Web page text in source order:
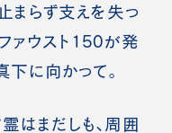
まらず支えを失っ
ァウスト150が発
に向かって。
はまだしも、周囲